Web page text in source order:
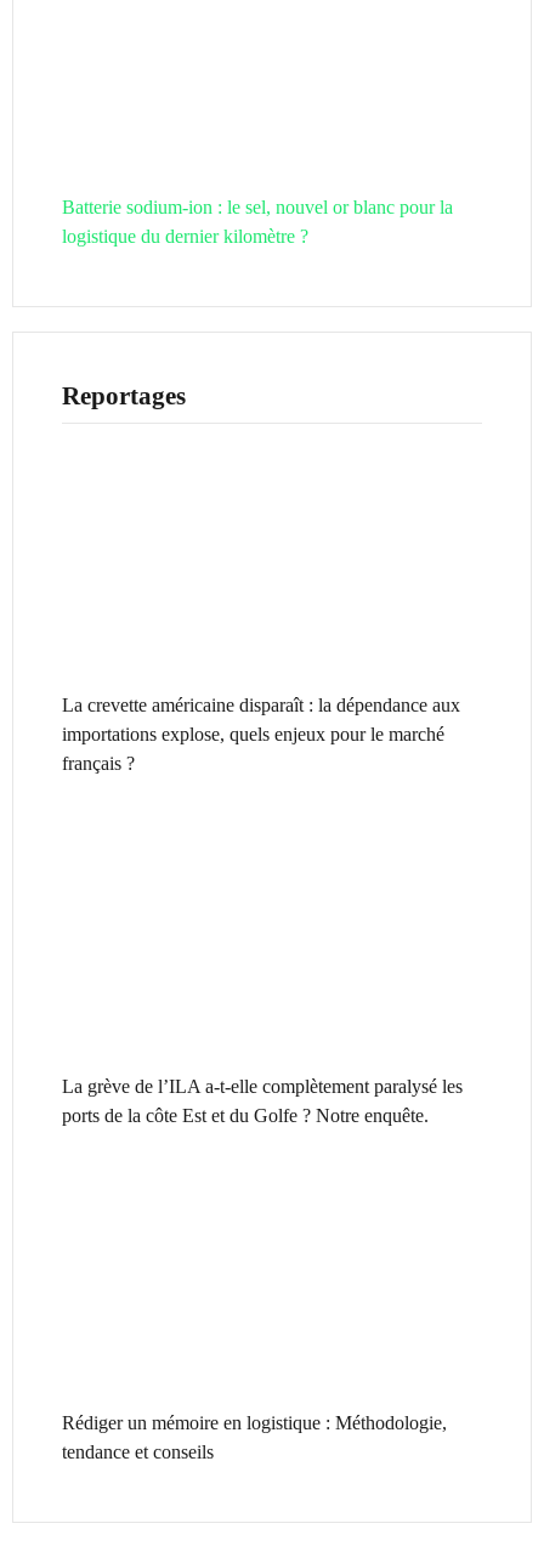
Batterie sodium-ion : le sel, nouvel or blanc pour la
logistique du dernier kilomètre ?
Reportages
La crevette américaine disparaît : la dépendance aux
importations explose, quels enjeux pour le marché
français ?
La grève de l’ILA a-t-elle complètement paralysé les
ports de la côte Est et du Golfe ? Notre enquête.
Rédiger un mémoire en logistique : Méthodologie,
tendance et conseils